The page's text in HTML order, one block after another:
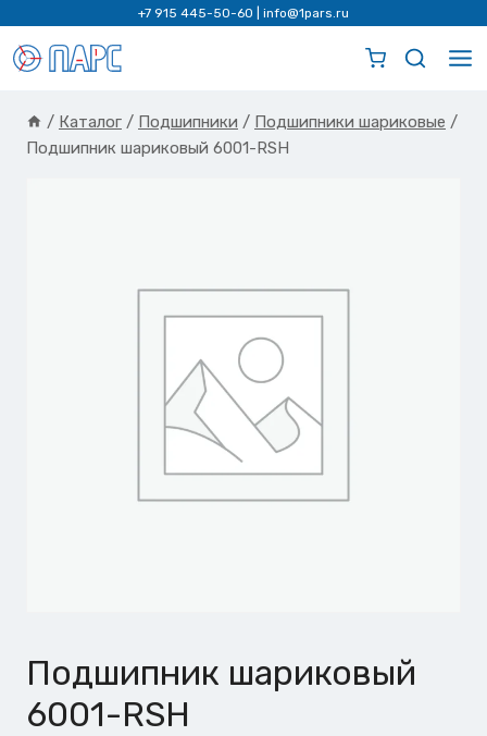
содержимому
+7 915 445-50-60 info@1pars.ru
/ Каталог / Подшипники / Подшипники шариковые /
Подшипник шариковый 6001-RSH
Подшипник шариковый
6001-RSH